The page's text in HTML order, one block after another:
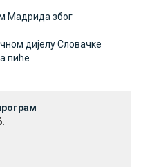
Mадрида због
дијелу Словачке
пиће